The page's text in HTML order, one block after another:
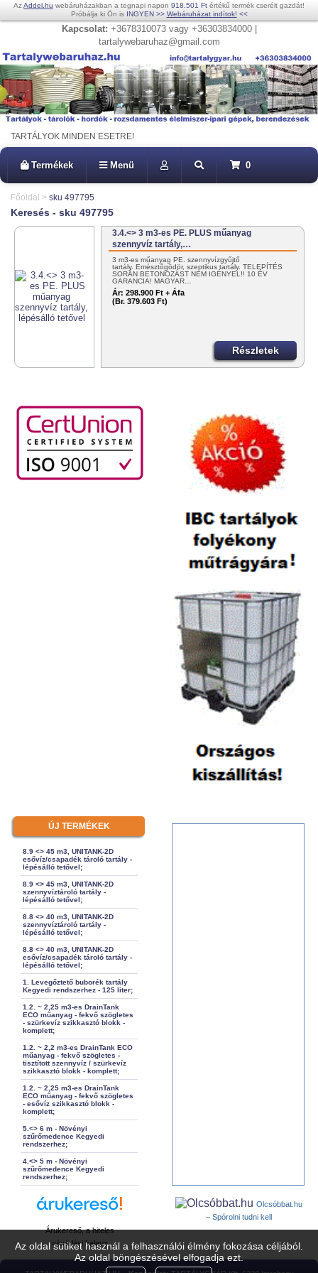
Az oldal sütiket használ a felhasználói élmény fokozása céljából.
Az oldal böngészésével elfogadja ezt.
AzAddel.hu webáruházakban a tegnapi napon 918.501 Ft értékű termék cserélt gazdát!
Próbálja ki Ön is INGYEN >> Webáruházat indítok! <<
Kapcsolat: +3678310073 vagy +36303834000 |
tartalywebaruhaz@gmail.com
TARTÁLYOK MINDEN ESETRE!
Termékek Menü 0
Főoldal > sku 497795
Keresés - sku 497795
3.4.<> 3 m3-es PE. PLUS műanyag
szennyvíz tartály,…
3 m3-es műanyag PE. szennyvízgyűjtő
tartály. Emésztőgödör, szeptikus tartály. TELEPÍTÉS
SORÁN BETONOZÁST NEM IGÉNYEL!! 10 ÉV
GARANCIA! MAGYAR…
Ár: 298.900 Ft + Áfa
(Br. 379.603 Ft)
Részletek
ÚJ TERMÉKEK
8.9 <> 45 m3, UNITANK-2D
esővíz/csapadék tároló tartály -
lépésálló tetővel;
8.9 <> 45 m3, UNITANK-2D
szennyvíztároló tartály -
lépésálló tetővel;
8.8 <> 40 m3, UNITANK-2D
szennyvíztároló tartály -
lépésálló tetővel;
8.8 <> 40 m3, UNITANK-2D
esővíz/csapadék tároló tartály -
lépésálló tetővel;
1. Levegőztető buborék tartály
Kegyedi rendszerhez - 125 liter;
1.2. ~ 2,25 m3-es DrainTank
ECO műanyag - fekvő szögletes
- szürkevíz szikkasztó blokk -
komplett;
1.2. ~ 2,2 m3-es DrainTank ECO
műanyag - fekvő szögletes -
tisztított szennyvíz / szürkevíz
szikkasztó blokk - komplett;
1.2. ~ 2,25 m3-es DrainTank
ECO műanyag - fekvő szögletes
- esővíz szikkasztó blokk -
komplett;
5.<> 6 m - Növényi
szűrőmedence Kegyedi
rendszerhez;
4.<> 5 m - Növényi
szűrőmedence Kegyedi
rendszerhez;
Árukereső, a hiteles
vásárlási kalauz
Olcsóbbat.hu
– Spórolni tudni kell